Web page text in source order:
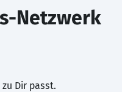
Netzwerk
Dir passt.